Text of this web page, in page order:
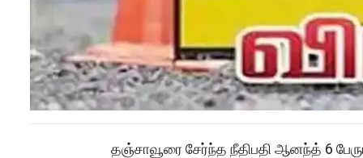
தஞ்சாவூரை சேர்ந்த நீதிபதி ஆனந்த் 6